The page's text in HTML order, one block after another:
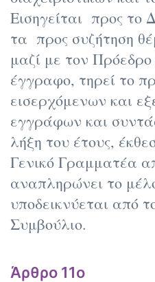
Εισηγείται προς το
τα προς συζήτηση
μαζί με τον
έγγραφο, τηρεί το
εισερχόμενων και
εγγράφων και
λήξη του έτους,
Γενικό Γραμματέα
αναπληρώνει το
υποδεικνύεται από
Συμβούλιο.
Άρθρο 11ο